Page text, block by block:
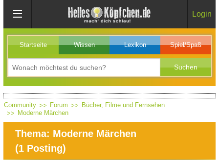
Login
Startseite Wissen Lexikon Spiel/Spaß
Community Forum
Bücher, Filme und Fernsehen
Moderne Märchen
Thema: Moderne Märchen
(1 Posting)